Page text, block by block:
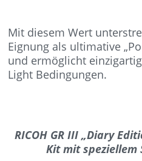
Mit diesem Wert
Eignung als ultimative
und ermöglicht
Light Bedingungen.
RICOH GR III „Diary
Kit mit speziellem